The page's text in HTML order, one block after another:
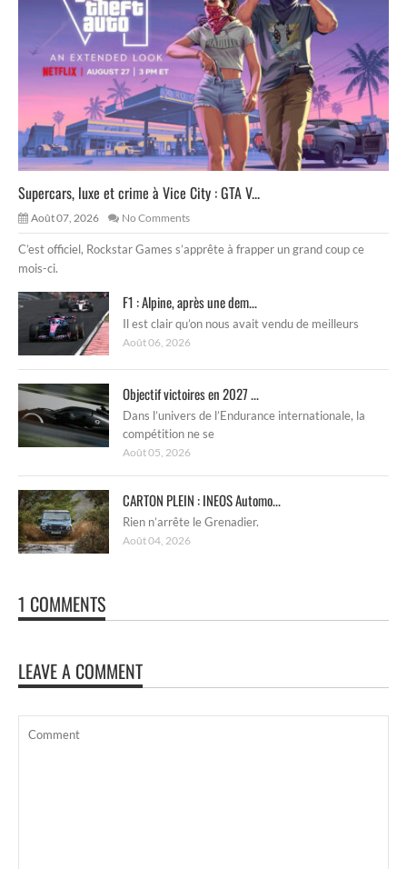
Supercars, luxe et crime à Vice City : GTA V...
Août 07, 2026 No Comments
C’est officiel, Rockstar Games s’apprête à frapper un grand coup ce
mois-ci.
F1 : Alpine, après une dem...
Il est clair qu’on nous avait vendu de meilleurs
Août 06, 2026
Objectif victoires en 2027 ...
Dans l’univers de l’Endurance internationale, la
compétition ne se
Août 05, 2026
CARTON PLEIN : INEOS Automo...
Rien n’arrête le Grenadier.
Août 04, 2026
1 COMMENTS
LEAVE A COMMENT